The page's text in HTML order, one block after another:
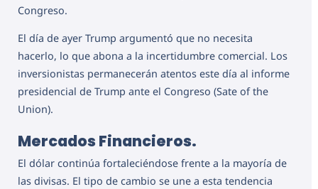
Congreso.
El día de ayer Trump argumentó que no necesita
hacerlo, lo que abona a la incertidumbre comercial. Los
inversionistas permanecerán atentos este día al informe
presidencial de Trump ante el Congreso (Sate of the
Union).
Mercados Financieros.
El dólar continúa fortaleciéndose frente a la mayoría de
las divisas. El tipo de cambio se une a esta tendencia